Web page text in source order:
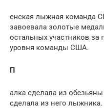
енская лыжная команда
завоевала золотые
остальных участников
уровня команды США.
П
алка сделала из
сделала из него лыжника.